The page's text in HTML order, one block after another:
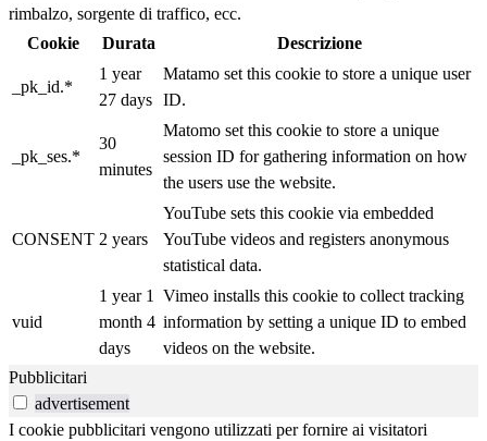
rimbalzo, sorgente di traffico, ecc.
Cookie
Durata Descrizione
_pk_id.*
1 year
27 days
Matamo set this cookie to store a unique user
ID.
_pk_ses.*
30
minutes
Matomo set this cookie to store a unique
session ID for gathering information on how
the users use the website.
CONSENT 2 years
YouTube sets this cookie via embedded
YouTube videos and registers anonymous
statistical data.
vuid
1 year 1
month 4
days
Vimeo installs this cookie to collect tracking
information by setting a unique ID to embed
videos on the website.
Pubblicitari
advertisement
I cookie pubblicitari vengono utilizzati per fornire ai visitatori